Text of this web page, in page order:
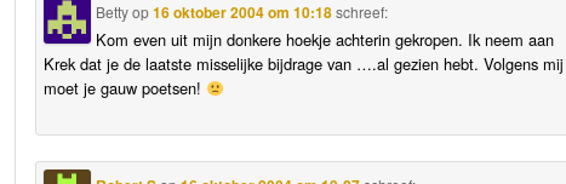
Bettyop16 oktober 2004 om 10:18schreef:
Kom even uit mijn donkere hoekje achterin gekropen. Ik neem aan
Krek dat je de laatste misselijke bijdrage van ….al gezien hebt. Volgens mij
moet je gauw poetsen!